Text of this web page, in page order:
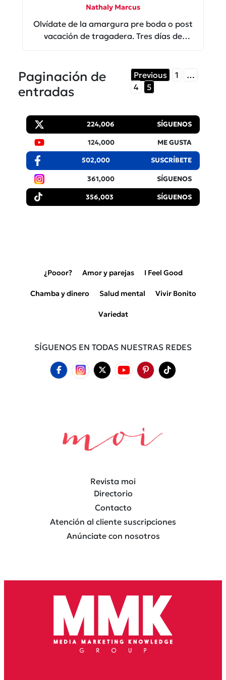
Nathaly Marcus
Olvídate de la amargura pre boda o post
vacación de tragadera. Tres días de
Paginación de
entradas
Previous 1
…
4
5
224,006 SÍGUENOS
124,000 ME GUSTA
502,000 SUSCRÍBETE
361,000 SÍGUENOS
356,003 SÍGUENOS
¿Pooor? Amor y parejas I Feel Good
Chamba y dinero Salud mental Vivir Bonito
Variedat
SÍGUENOS EN TODAS NUESTRAS REDES
Revista moi
Directorio
Contacto
Atención al cliente suscripciones
Anúnciate con nosotros